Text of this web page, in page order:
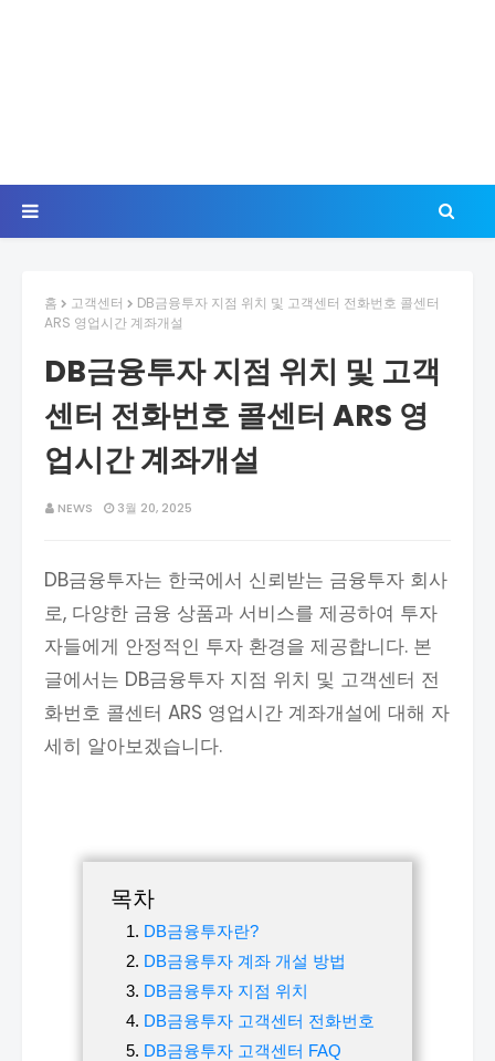
홈 고객센터
DB금융투자 지점 위치 및 고객센터 전화번호 콜센터
ARS 영업시간 계좌개설
DB금융투자 지점 위치 및 고객
센터 전화번호 콜센터 ARS 영
업시간 계좌개설
NEWS 3월 20, 2025
DB금융투자는 한국에서 신뢰받는 금융투자 회사
로, 다양한 금융 상품과 서비스를 제공하여 투자
자들에게 안정적인 투자 환경을 제공합니다. 본
글에서는 DB금융투자 지점 위치 및 고객센터 전
화번호 콜센터 ARS 영업시간 계좌개설에 대해 자
세히 알아보겠습니다.
목차
DB금융투자란?
DB금융투자 계좌 개설 방법
DB금융투자 지점 위치
DB금융투자 고객센터 전화번호
DB금융투자 고객센터 FAQ